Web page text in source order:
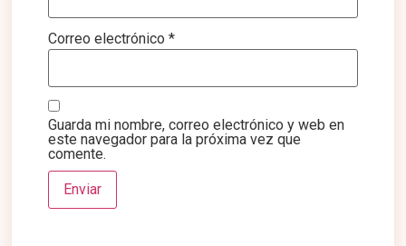
Correo electrónico*
Guarda mi nombre, correo electrónico y web en
este navegador para la próxima vez que
comente.